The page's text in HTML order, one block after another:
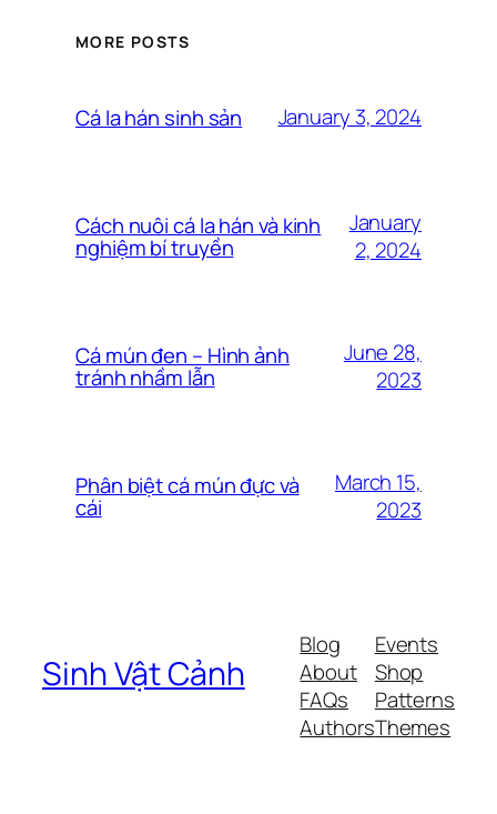
MORE POSTS
Cá la hán sinh sản January 3, 2024
Cách nuôi cá la hán và kinh
nghiệm bí truyền
January
2, 2024
Cá mún đen – Hình ảnh
tránh nhầm lẫn
June 28,
2023
Phân biệt cá mún đực và
cái
March 15,
2023
Sinh Vật Cảnh
Blog
About
FAQs
Authors
Events
Shop
Patterns
Themes